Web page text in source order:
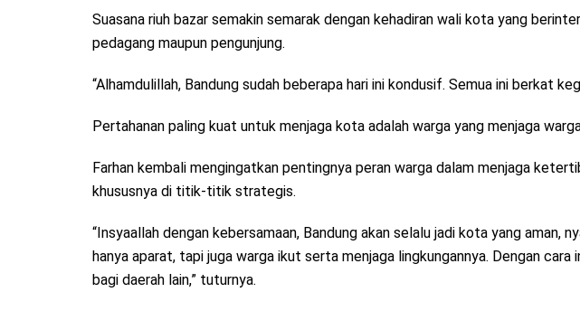
Suasana riuh bazar semakin semarak dengan kehadiran wali kota yang
pedagang maupun pengunjung.
“Alhamdulillah, Bandung sudah beberapa hari ini kondusif. Semua ini berkat
Pertahanan paling kuat untuk menjaga kota adalah warga yang menjaga
Farhan kembali mengingatkan pentingnya peran warga dalam menjaga
khususnya di titik-titik strategis.
“Insyaallah dengan kebersamaan, Bandung akan selalu jadi kota yang aman,
hanya aparat, tapi juga warga ikut serta menjaga lingkungannya. Dengan cara
bagi daerah lain,” tuturnya.